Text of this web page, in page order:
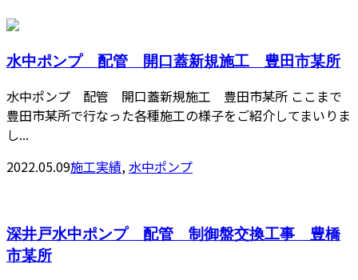
水中ポンプ 配管 開口蓋新規施工 豊田市某所
水中ポンプ 配管 開口蓋新規施工 豊田市某所 ここまで
豊田市某所で行なった各種施工の様子をご紹介してまいりま
し...
2022.05.09施工実績,水中ポンプ
深井戸水中ポンプ 配管 制御盤交換工事 豊橋
市某所